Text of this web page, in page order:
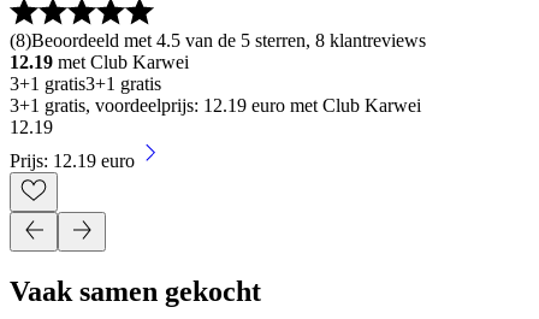
(8)Beoordeeld met 4.5 van de 5 sterren, 8 klantreviews
12.19 met Club Karwei
3+1 gratis3+1 gratis
3+1 gratis, voordeelprijs: 12.19 euro met Club Karwei
12.19
Prijs: 12.19 euro
Vaak samen gekocht